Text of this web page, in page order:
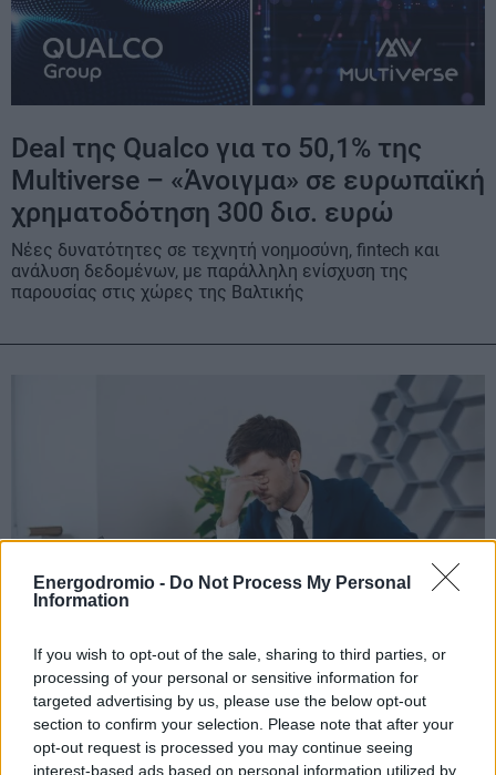
Energodromio - Do Not Process My Personal
Information
If you wish to opt-out of the sale, sharing to third parties, or
processing of your personal or sensitive information for
targeted advertising by us, please use the below opt-out
section to confirm your selection. Please note that after your
opt-out request is processed you may continue seeing
interest-based ads based on personal information utilized by
Deal της Qualco για το 50,1% της
Multiverse – «Άνοιγμα» σε ευρωπαϊκή
χρηματοδότηση 300 δισ. ευρώ
Νέες δυνατότητες σε τεχνητή νοημοσύνη, fintech και
ανάλυση δεδομένων, με παράλληλη ενίσχυση της
παρουσίας στις χώρες της Βαλτικής
Deloitte: Οι Έλληνες CEOs εμπιστεύονται τις
επιχειρήσεις τους, αλλά «φοβούνται»
οικονομία και γεωπολιτική